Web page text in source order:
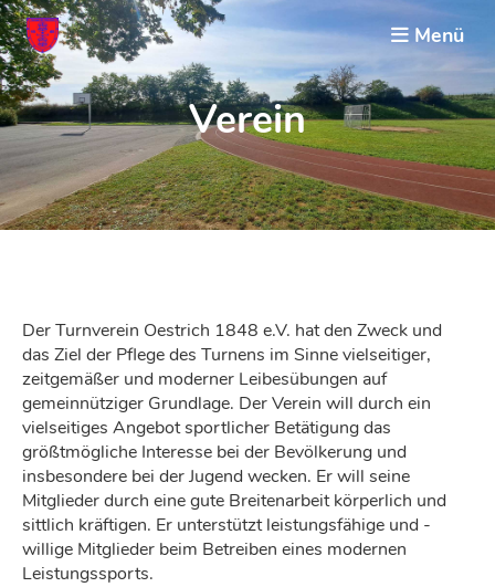
Menü
Verein
Der Turnverein Oestrich 1848 e.V. hat den Zweck und
das Ziel der Pflege des Turnens im Sinne vielseitiger,
zeitgemäßer und moderner Leibesübungen auf
gemeinnütziger Grundlage. Der Verein will durch ein
vielseitiges Angebot sportlicher Betätigung das
größtmögliche Interesse bei der Bevölkerung und
insbesondere bei der Jugend wecken. Er will seine
Mitglieder durch eine gute Breitenarbeit körperlich und
sittlich kräftigen. Er unterstützt leistungsfähige und -
willige Mitglieder beim Betreiben eines modernen
Leistungssports.